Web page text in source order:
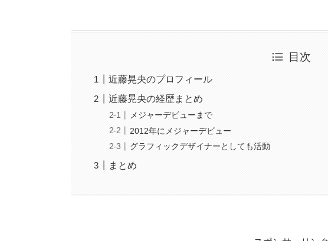
目次
近藤晃央のプロフィール
近藤晃央の経歴まとめ
メジャーデビューまで
2012年にメジャーデビュー
グラフィックデザイナーとしても活動
まとめ